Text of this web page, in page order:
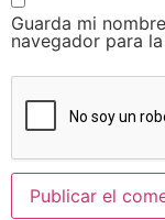
Guarda mi
navegador para